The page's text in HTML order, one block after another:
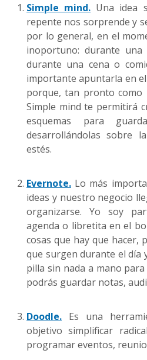
Simple mind. Una idea
repente nos sorprende y
por lo general, en el
inoportuno: durante
durante una cena o
importante apuntarla en
porque, tan pronto como
Simple mind te permitirá
esquemas para
desarrollándolas sobre
estés.
Evernote. Lo más
ideas y nuestro negocio
organizarse. Yo soy
agenda o libretita en el
cosas que hay que hacer,
que surgen durante el día
pilla sin nada a mano
podrás guardar notas,
Doodle. Es una
objetivo simplificar
programar eventos,